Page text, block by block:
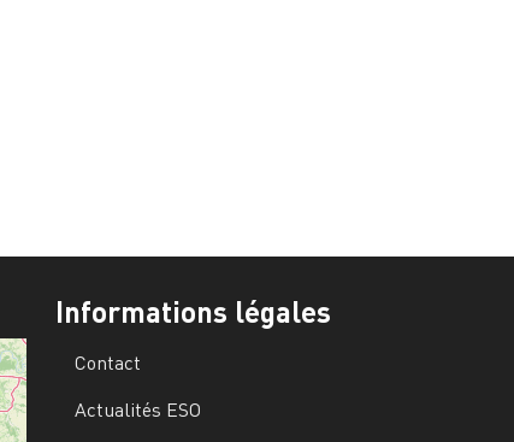
Informations légales
Contact
Actualités ESO